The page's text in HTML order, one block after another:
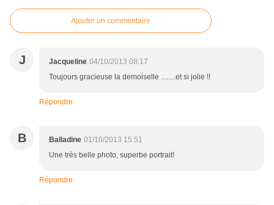
Ajouter un commentaire
J Jacqueline 04/10/2013 08:17
Toujours gracieuse la demoiselle ........et si jolie !!
Répondre
B Balladine 01/10/2013 15:51
Une très belle photo, superbe portrait!
Répondre